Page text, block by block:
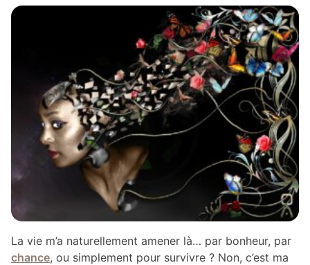
La vie m’a naturellement amener là… par bonheur, par
chance, ou simplement pour survivre ? Non, c’est ma